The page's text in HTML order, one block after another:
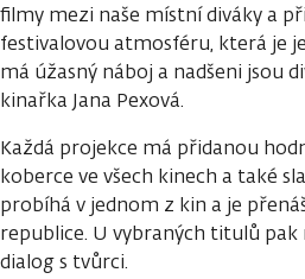
filmy mezi naše místní diváky a
festivalovou atmosféru, která je
má úžasný náboj a nadšeni jsou
kinařka Jana Pexová.
Každá projekce má přidanou
koberce ve všech kinech a také
probíhá v jednom z kin a je
republice. U vybraných titulů
dialog s tvůrci.